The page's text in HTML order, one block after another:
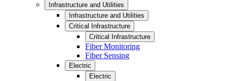
Infrastructure and Utilities
Infrastructure and Utilities
Critical Infrastructure
Critical Infrastructure
Fiber Monitoring
Fiber Sensing
Electric
Electric